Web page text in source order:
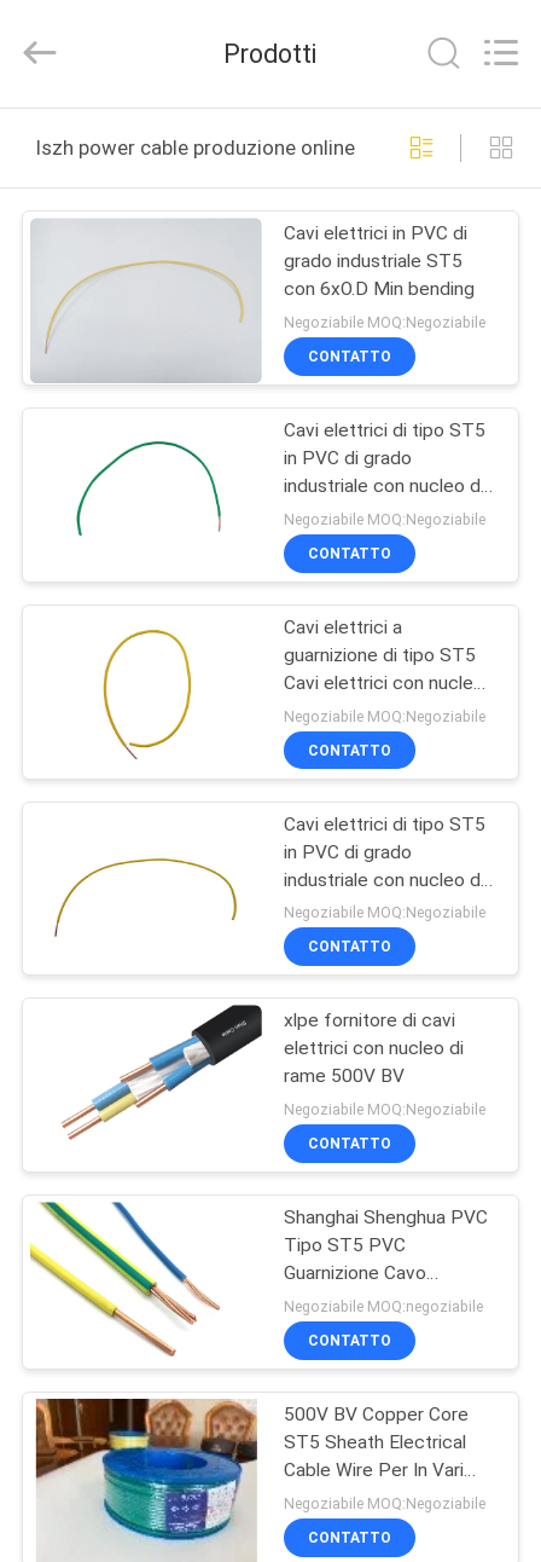
PRODOTTI
VIDEO
MOSTRA
VR
SIAMO
FATORY
CONTROLLO
QUALITÀ
CONTATTACI
RICHIEDERE
UN
PREVENTIVO
NEWS
DEL
SITO
POLITICA
Cable
(Group)
All
Reserved.
Prodotti
lszh power cable produzione online
Cavi elettrici in PVC di
grado industriale ST5
con 6xO.D Min bending
Negoziabile MOQ:Negoziabile
CONTATTO
Cavi elettrici di tipo ST5
in PVC di grado
industriale con nucleo di
rame 500V BV
Negoziabile MOQ:Negoziabile
CONTATTO
Cavi elettrici a
guarnizione di tipo ST5
Cavi elettrici con nucleo
di rame 500V BV
Negoziabile MOQ:Negoziabile
CONTATTO
Cavi elettrici di tipo ST5
in PVC di grado
industriale con nucleo di
rame 500V BV
Negoziabile MOQ:Negoziabile
CONTATTO
xlpe fornitore di cavi
elettrici con nucleo di
rame 500V BV
Negoziabile MOQ:Negoziabile
CONTATTO
Shanghai Shenghua PVC
Tipo ST5 PVC
Guarnizione Cavo
elettrico Filtro di rame
Corpo di terra Filtro 500v
Negoziabile MOQ:negoziabile
CONTATTO
500V BV Copper Core
ST5 Sheath Electrical
Cable Wire Per In Vari
Ambienti
Negoziabile MOQ:Negoziabile
CONTATTO